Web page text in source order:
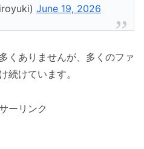
June 19, 2026
くありませんが、多くのファ
続けています。
ーリンク